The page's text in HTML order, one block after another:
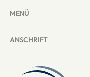
MENÜ
ANSCHRIFT